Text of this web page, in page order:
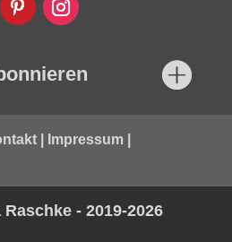
| Impressum|
- 2019-2026